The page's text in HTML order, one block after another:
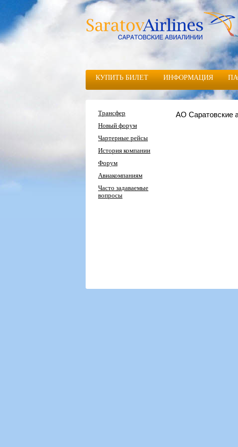
КУПИТЬ БИЛЕТ ИНФОРМАЦИЯ
Трансфер
Новый форум
Чартерные рейсы
История компании
Форум
Авиакомпаниям
Часто задаваемые
вопросы
АО Саратовские